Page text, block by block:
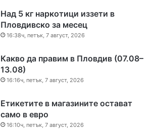
Над 5 кг наркотици иззети в
Пловдивско за месец
16:38ч, петък, 7 август, 2026
Какво да правим в Пловдив (07.08–
13.08)
16:16ч, петък, 7 август, 2026
Етикетите в магазините остават
само в евро
16:10ч, петък, 7 август, 2026